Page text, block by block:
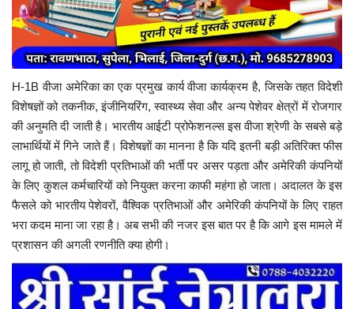
H-1B वीजा अमेरिका का एक प्रमुख कार्य वीजा कार्यक्रम है, जिसके तहत विदेशी
विशेषज्ञों को तकनीक, इंजीनियरिंग, स्वास्थ्य सेवा और अन्य पेशेवर क्षेत्रों में रोजगार
की अनुमति दी जाती है। भारतीय आईटी प्रोफेशनल्स इस वीजा श्रेणी के सबसे बड़े
लाभार्थियों में गिने जाते हैं। विशेषज्ञों का मानना है कि यदि इतनी बड़ी अतिरिक्त फीस
लागू हो जाती, तो विदेशी प्रतिभाओं की भर्ती पर असर पड़ता और अमेरिकी कंपनियों
के लिए कुशल कर्मचारियों को नियुक्त करना काफी महंगा हो जाता। अदालत के इस
फैसले को भारतीय पेशेवरों, वैश्विक प्रतिभाओं और अमेरिकी कंपनियों के लिए राहत
भरा कदम माना जा रहा है। अब सभी की नजर इस बात पर है कि आगे इस मामले में
प्रशासन की अगली रणनीति क्या होगी।